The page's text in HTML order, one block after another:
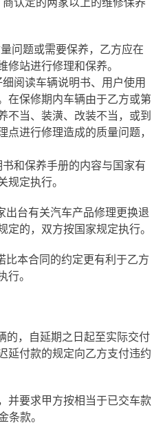
认定的两家以上的维修保养
问题或需要保养，乙方应在
修站进行修理和保养。
读车辆说明书、用户使用
在保修期内车辆由于乙方或第
不当、装潢、改装不当，或到
点进行修理造成的质量问题，
和保养手册的内容与国家有
规定执行。
出台有关汽车产品修理更换退
定的，双方按国家规定执行。
比本合同的约定更有利于乙方
行。
的，自延期之日起至实际交付
延付款的规定向乙方支付违约
并要求甲方按相当于已交车款
条款。